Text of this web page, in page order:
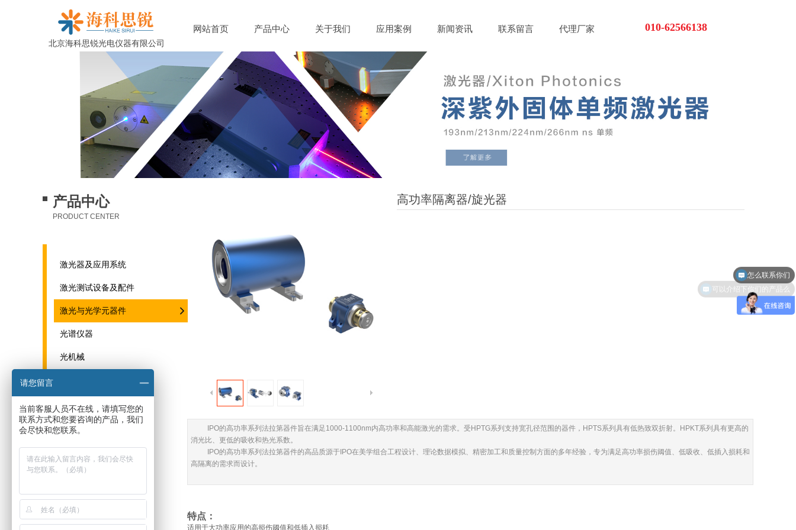
网站首页 产品中心 关于我们 应用案例 新闻资讯 联系留言 代理厂家 010-62566138
北京海科思锐光电仪器有限公司
京海科思锐光电仪器有限公司
高功率隔离器/旋光器
IPO的高功率系列法拉第器件旨在满足1000-1100nm内高功率和高能激光的需求。受HPTG系列支持宽孔径范围的器件，HPTS系列具有低热致双折射。HPKT系列具有更高的
消光比、更低的吸收和热光系数。
IPO的高功率系列法拉第器件的高品质源于IPO在美学组合工程设计、理论数据模拟、精密加工和质量控制方面的多年经验，专为满足高功率损伤阈值、低吸收、低插入损耗和
高隔离的需求而设计。
特点：
适用于大功率应用的高损伤阈值和低插入损耗
产品中心
PRODUCT CENTER
激光器及应用系统
激光测试设备及配件
激光与光学元器件
光谱仪器
光机械
可以介绍下你们的产品么
请您留言
当前客服人员不在线，请填写您的
联系方式和您要咨询的产品，我们
会尽快和您联系。